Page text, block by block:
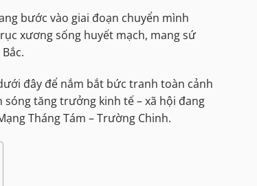
bước vào giai đoạn chuyển mình
xương sống huyết mạch, mang sứ
đây để nắm bắt bức tranh toàn cảnh
tăng trưởng kinh tế – xã hội đang
Tháng Tám – Trường Chinh.